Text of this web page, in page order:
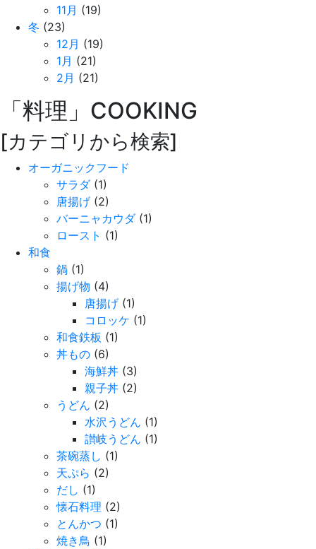
11月 (19)
冬 (23)
12月 (19)
1月 (21)
2月 (21)
「料理」 COOKING
[カテゴリから検索]
オーガニックフード
サラダ(1)
唐揚げ (2)
バーニャカウダ(1)
ロースト (1)
和食
鍋 (1)
揚げ物 (4)
唐揚げ (1)
コロッケ (1)
和食鉄板 (1)
丼もの (6)
海鮮丼 (3)
親子丼 (2)
うどん (2)
水沢うどん (1)
讃岐うどん (1)
茶碗蒸し (1)
天ぷら (2)
だし (1)
懐石料理 (2)
とんかつ (1)
焼き鳥 (1)